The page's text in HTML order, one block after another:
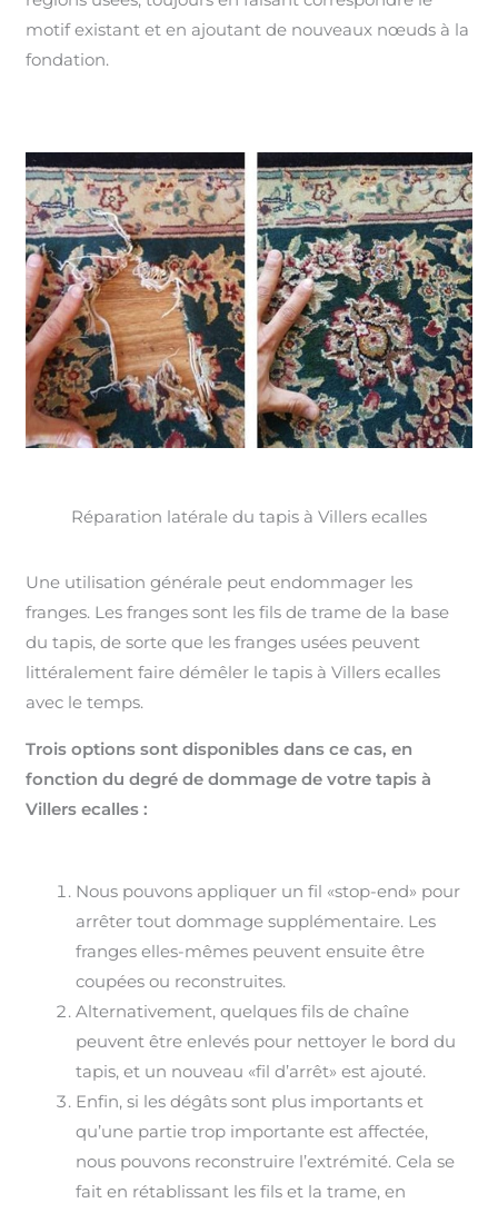
motif existant et en ajoutant de nouveaux nœuds à la
fondation.
Réparation latérale du tapis à Villers ecalles
Une utilisation générale peut endommager les
franges. Les franges sont les fils de trame de la base
du tapis, de sorte que les franges usées peuvent
littéralement faire démêler le tapis à Villers ecalles
avec le temps.
Trois options sont disponibles dans ce cas, en
fonction du degré de dommage de votre tapis à
Villers ecalles :
Nous pouvons appliquer un fil «stop-end» pour
arrêter tout dommage supplémentaire. Les
franges elles-mêmes peuvent ensuite être
coupées ou reconstruites.
Alternativement, quelques fils de chaîne
peuvent être enlevés pour nettoyer le bord du
tapis, et un nouveau «fil d’arrêt» est ajouté.
Enfin, si les dégâts sont plus importants et
qu’une partie trop importante est affectée,
nous pouvons reconstruire l’extrémité. Cela se
fait en rétablissant les fils et la trame, en